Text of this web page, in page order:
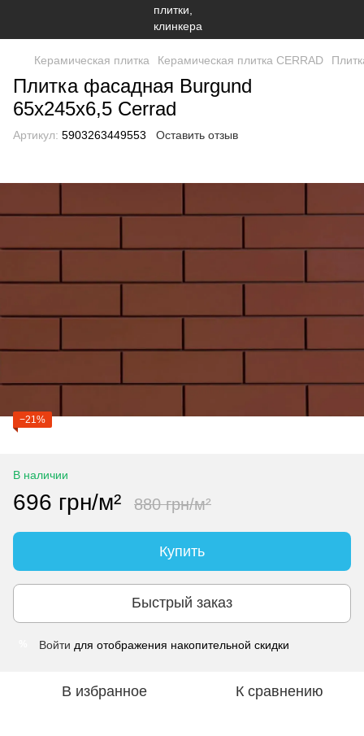
Керамическая плитка Керамическая плитка CERRAD
Плитка фасадная Burgund
65x245x6,5 Cerrad
Артикул: 5903263449553 Оставить отзыв
−21%
В наличии
696 грн/м² 880 грн/м²
Купить
Быстрый заказ
Войти для отображения накопительной скидки
В избранное К сравнению